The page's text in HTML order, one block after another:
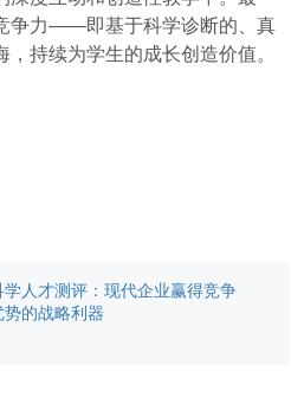
争力——即基于科学诊断的、真
持续为学生的成长创造价值。
学人才测评：现代企业赢得竞争
势的战略利器